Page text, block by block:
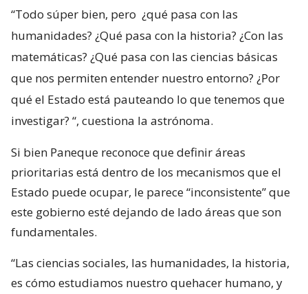
“Todo súper bien, pero ¿qué pasa con las
humanidades? ¿Qué pasa con la historia? ¿Con las
matemáticas? ¿Qué pasa con las ciencias básicas
que nos permiten entender nuestro entorno? ¿Por
qué el Estado está pauteando lo que tenemos que
investigar? “, cuestiona la astrónoma.
Si bien Paneque reconoce que definir áreas
prioritarias está dentro de los mecanismos que el
Estado puede ocupar, le parece “inconsistente” que
este gobierno esté dejando de lado áreas que son
fundamentales.
“Las ciencias sociales, las humanidades, la historia,
es cómo estudiamos nuestro quehacer humano, y